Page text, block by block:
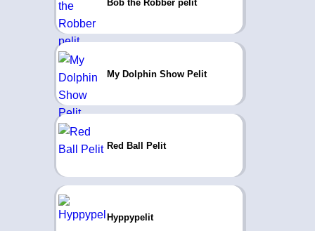
Bob the Robber pelit
My Dolphin Show Pelit
Red Ball Pelit
Hyppypelit